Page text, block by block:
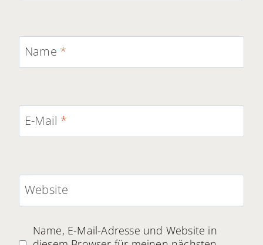
Name *
E-Mail *
Website
Name, E-Mail-Adresse und Website in